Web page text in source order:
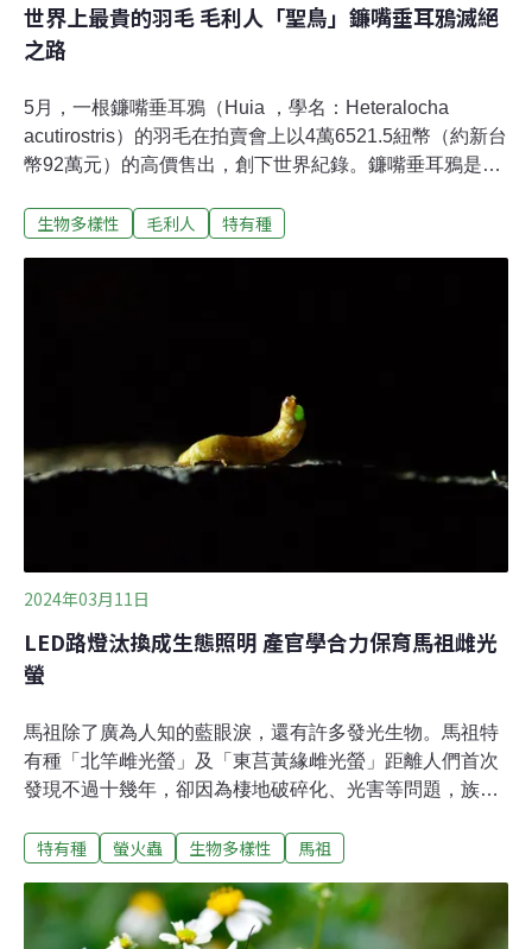
世界上最貴的羽毛 毛利人「聖鳥」鐮嘴垂耳鴉滅絕
之路
5月，一根鐮嘴垂耳鴉（Huia ，學名：Heteralocha
acutirostris）的羽毛在拍賣會上以4萬6521.5紐幣（約新台
幣92萬元）的高價售出，創下世界紀錄。鐮嘴垂耳鴉是毛
毛重約9公克，每公克超過新台幣10萬元。相比最近的金
鴉屬於垂耳鴉科（Callaeidae），是紐西蘭的特有科鳥
類。《紐西蘭地理雜誌》（New Zealand Geographic）詳
述了牠的過往與滅絕。
生物多樣性 毛利人 特有種
2024年03月11日
LED路燈汰換成生態照明 產官學合力保育馬祖雌光
螢
馬祖除了廣為人知的藍眼淚，還有許多發光生物。馬祖特
有種「北竿雌光螢」及「東莒黃緣雌光螢」距離人們首次
發現不過十幾年，卻因為棲地破碎化、光害等問題，族群
攜手企業、學校與地方政府共同簽署保育合作備忘錄，期
能守護戰地裡的夜珍珠。無翅棲於草叢的雌光螢雌光螢與
一般的螢火蟲不太一樣。林業署署長林華慶表示，雌光螢
特有種 螢火蟲 生物多樣性 馬祖